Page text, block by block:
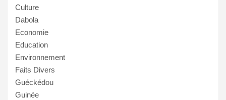
Culture
Dabola
Economie
Education
Environnement
Faits Divers
Guéckédou
Guinée